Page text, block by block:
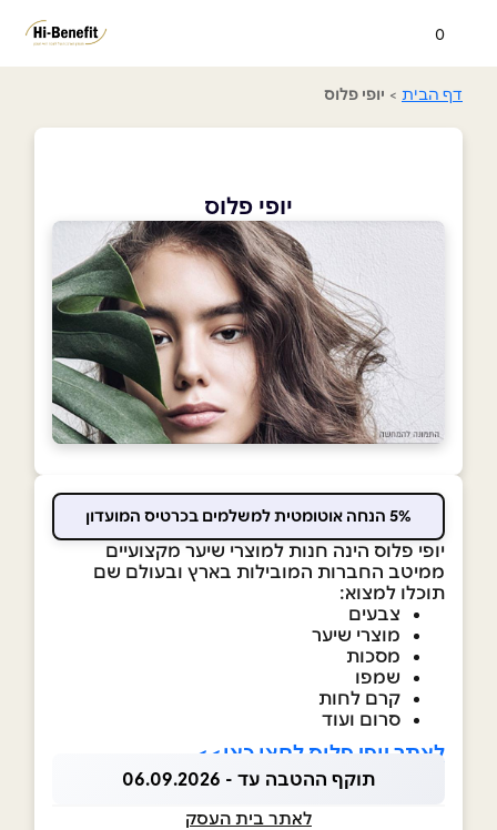
0
דף הבית > יופי פלוס
יופי פלוס
5% הנחה אוטומטית למשלמים בכרטיס המועדון
יופי פלוס הינה חנות למוצרי שיער מקצועיים
ממיטב החברות המובילות בארץ ובעולם שם
תוכלו למצוא:
צבעים
מוצרי שיער
מסכות
שמפו
קרם לחות
סרום ועוד
לאתר יופי פלוס לחצו כאן>>
תוקף ההטבה עד - 06.09.2026
לאתר בית העסק